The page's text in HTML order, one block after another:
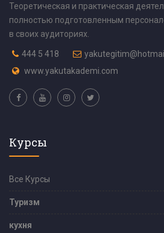
Теоретическая и практическая
полностью подготовленным
в своих аудиториях.
444 5 418
www.yakutakademi.com
Курсы
Все Курсы
Туризм
кухня